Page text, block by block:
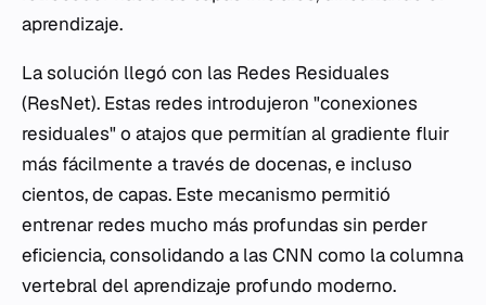
aprendizaje.
La solución llegó con las Redes Residuales
(ResNet). Estas redes introdujeron "conexiones
residuales" o atajos que permitían al gradiente fluir
más fácilmente a través de docenas, e incluso
cientos, de capas. Este mecanismo permitió
entrenar redes mucho más profundas sin perder
eficiencia, consolidando a las CNN como la columna
vertebral del aprendizaje profundo moderno.